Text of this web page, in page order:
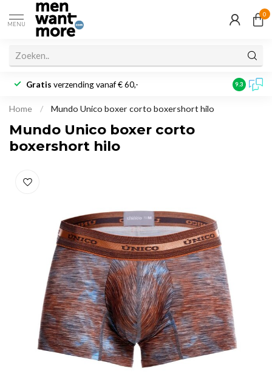
MENU
0
Gratis verzending vanaf € 60,- 9.3
Home / Mundo Unico boxer corto boxershort hilo
Mundo Unico boxer corto
boxershort hilo